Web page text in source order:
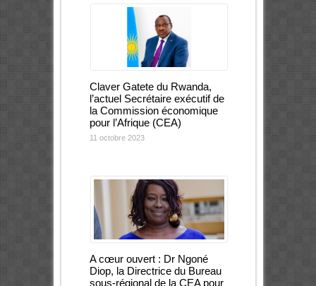
Claver Gatete du Rwanda,
l’actuel Secrétaire exécutif de
la Commission économique
pour l’Afrique (CEA)
11 octobre 2023
A cœur ouvert : Dr Ngoné
Diop, la Directrice du Bureau
sous-régional de la CEA pour